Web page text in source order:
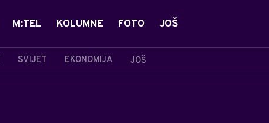
SVIJET EKONOMIJA JOŠ
M:TEL KOLUMNE FOTO JOŠ